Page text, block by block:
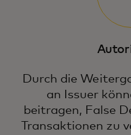
Durch die
an Issuer
beitragen, False
Transaktionen zu